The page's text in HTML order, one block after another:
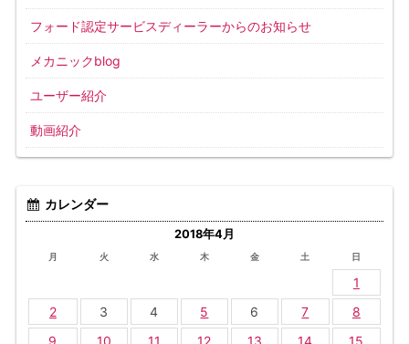
フォード認定サービスディーラーからのお知らせ
メカニックblog
ユーザー紹介
動画紹介
カレンダー
2018年4月
月 火 水 木 金 土 日
1
2
3 4 5 6 7
8
9
10 11 12 13 14
15